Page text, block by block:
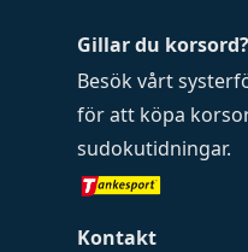
Gillar du korsord?
Besök vårt
för att köpa
sudokutidningar.
Kontakt